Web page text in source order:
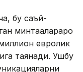
бу саъй-
минтақалараро
евролик
таянади. Ушбу